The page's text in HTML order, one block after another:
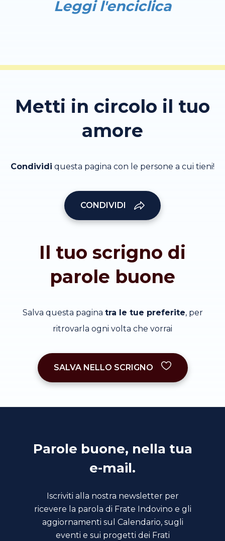
Leggi l'enciclica
Metti in circolo il tuo
amore
Condividi questa pagina con le persone a cui tieni!
CONDIVIDI
Il tuo scrigno di
parole buone
Salva questa pagina tra le tue preferite, per
ritrovarla ogni volta che vorrai
SALVA NELLO SCRIGNO
Parole buone, nella tua
e-mail.
Iscriviti alla nostra newsletter per
ricevere la parola di Frate Indovino e gli
aggiornamenti sul Calendario, sugli
eventi e sui progetti dei Frati